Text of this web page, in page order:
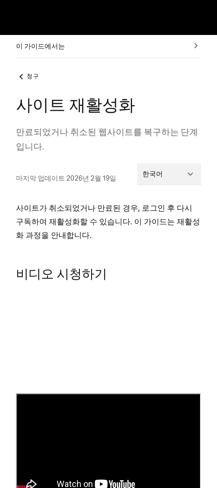
이 가이드에서는
청구
사이트 재활성화
만료되었거나 취소된 웹사이트를 복구하는 단계
입니다.
마지막 업데이트 2026년 2월 19일 한국어
사이트가 취소되었거나 만료된 경우, 로그인 후 다시
구독하여 재활성화할 수 있습니다. 이 가이드는 재활성
화 과정을 안내합니다.
비디오 시청하기
료되었는지 확실하지 않다면, 웹사이트 URL에 접속해